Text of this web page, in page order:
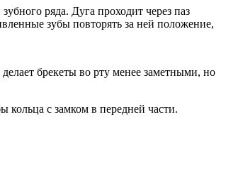
ряда. Дуга проходит через паз
зубы повторять за ней положение,
брекеты во рту менее заметными, но
кольца с замком в передней части.